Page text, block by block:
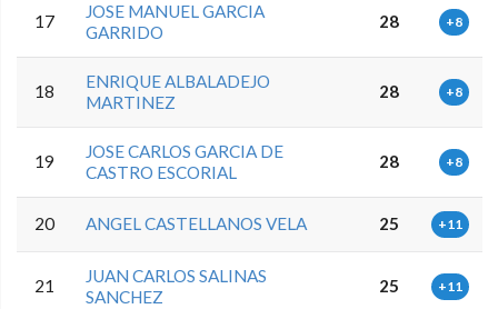
17
JOSE MANUEL GARCIA
GARRIDO
28 +8
18
ENRIQUE ALBALADEJO
MARTINEZ
28 +8
19
JOSE CARLOS GARCIA DE
CASTRO ESCORIAL
28 +8
20 ANGEL CASTELLANOS VELA 25 +11
21
JUAN CARLOS SALINAS
SANCHEZ
25 +11